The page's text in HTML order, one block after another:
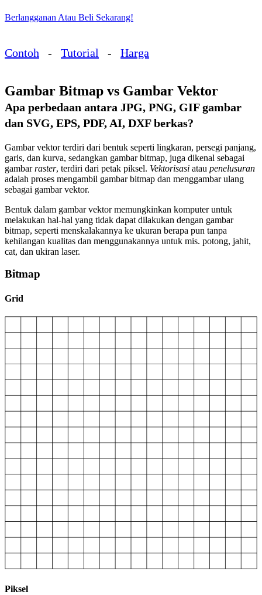
Berlangganan Atau Beli Sekarang!
Contoh - Tutorial - Harga
Gambar Bitmap vs Gambar Vektor
Apa perbedaan antara JPG, PNG, GIF gambar
dan SVG, EPS, PDF, AI, DXF berkas?
Gambar vektor terdiri dari bentuk seperti lingkaran, persegi panjang,
garis, dan kurva, sedangkan gambar bitmap, juga dikenal sebagai
gambarraster, terdiri dari petak piksel. Vektorisasi atau penelusuran
adalah proses mengambil gambar bitmap dan menggambar ulang
sebagai gambar vektor.
Bentuk dalam gambar vektor memungkinkan komputer untuk
melakukan hal-hal yang tidak dapat dilakukan dengan gambar
bitmap, seperti menskalakannya ke ukuran berapa pun tanpa
kehilangan kualitas dan menggunakannya untuk mis. potong, jahit,
cat, dan ukiran laser.
Bitmap
Grid
Piksel